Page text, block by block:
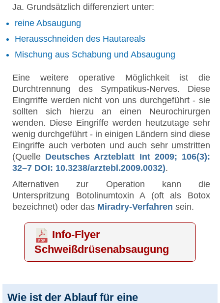
Ja. Grundsätzlich differenziert unter:
reine Absaugung
Herausschneiden des Hautareals
Mischung aus Schabung und Absaugung
Eine weitere operative Möglichkeit ist die
Durchtrennung des Sympatikus-Nerves. Diese
Eingrriffe werden nicht von uns durchgeführt - sie
sollten sich hierzu an einen Neurochirurgen
wenden. Diese Eingriffe werden heutzutage sehr
wenig durchgeführt - in einigen Ländern sind diese
Eingriffe auch verboten und auch sehr umstritten
(Quelle Deutsches Arzteblatt Int 2009; 106(3):
32–7 DOI: 10.3238/arztebl.2009.0032).
Alternativen zur Operation kann die
Unterspritzung Botolinumtoxin A (oft als Botox
bezeichnet) oder das Miradry-Verfahren sein.
Info-Flyer
Schweißdrüsenabsaugung
Wie ist der Ablauf für eine